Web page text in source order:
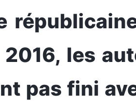
les
pas fini